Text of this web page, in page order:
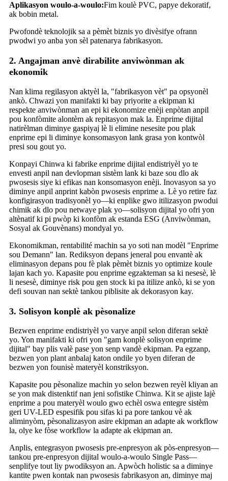
Aplikasyon woulo-a-woulo:Fim koulè PVC, papye dekoratif,
ak bobin metal.
Pwofondè teknolojik sa a pèmèt biznis yo divèsifye ofrann
pwodwi yo anba yon sèl patenarya fabrikasyon.
2. Angajman anvè dirabilite anviwònman ak
ekonomik
Nan klima regilasyon aktyèl la, "fabrikasyon vèt" pa opsyonèl
ankò. Chwazi yon manifakti ki bay priyorite a ekipman ki
respekte anviwònman an epi ki ekonomize enèji enpòtan anpil
pou konfòmite alontèm ak repitasyon mak la. Enprime dijital
natirèlman diminye gaspiyaj lè li elimine nesesite pou plak
enprime epi li diminye konsomasyon lank grasa yon kontwòl
presi sou gout yo.
Konpayi Chinwa ki fabrike enprime dijital endistriyèl yo te
envesti anpil nan devlopman sistèm lank ki baze sou dlo ak
pwosesis siye ki efikas nan konsomasyon enèji. Inovasyon sa yo
diminye anpil anprint kabòn pwosesis enprime a. Lè yo retire faz
konfigirasyon tradisyonèl yo—ki enplike gwo itilizasyon pwodui
chimik ak dlo pou netwaye plak yo—solisyon dijital yo ofri yon
altènatif ki pi pwòp ki konfòm ak estanda ESG (Anviwònman,
Sosyal ak Gouvènans) mondyal yo.
Ekonomikman, rentabilité machin sa yo soti nan modèl "Enprime
sou Demann" lan. Rediksyon depans jeneral pou envantè ak
eliminasyon depans pou fè plak pèmèt biznis yo optimize koule
lajan kach yo. Kapasite pou enprime egzakteman sa ki nesesè, lè
li nesesè, diminye risk pou gen stock ki pa itilize ankò, ki se yon
defi souvan nan sektè tankou piblisite ak dekorasyon kay.
3. Solisyon konplè ak pèsonalize
Bezwen enprime endistriyèl yo varye anpil selon diferan sektè
yo. Yon manifakti ki ofri yon "gam konplè solisyon enprime
dijital" bay plis valè pase yon senp vandè ekipman. Pa egzanp,
bezwen yon plant anbalaj katon ondile yo byen diferan de
bezwen yon founisè materyèl konstriksyon.
Kapasite pou pèsonalize machin yo selon bezwen reyèl kliyan an
se yon mak distenktif nan jeni sofistike Chinwa. Kit se ajiste lajè
enprime a pou materyèl woulo gwo echèl oswa entegre sistèm
geri UV-LED espesifik pou sifas ki pa pore tankou vè ak
aliminyòm, pèsonalizasyon asire ekipman an adapte ak workflow
la, olye ke fòse workflow la adapte ak ekipman an.
Anplis, entegrasyon pwosesis pre-enpresyon ak pòs-enpresyon—
tankou pre-enpresyon dijital woulo-a-woulo Single Pass—
senplifye tout liy pwodiksyon an. Apwòch holistic sa a diminye
kantite pwen kontak nan pwosesis fabrikasyon an, diminye maj